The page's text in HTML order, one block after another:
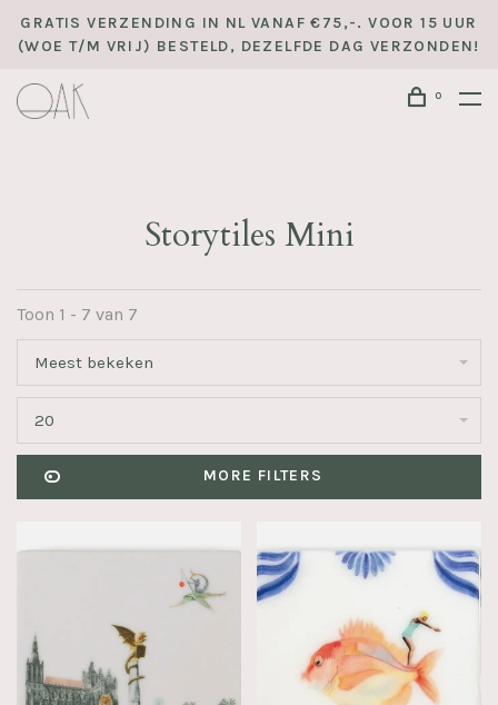
GRATIS VERZENDING IN NL VANAF €75,-. VOOR 15 UUR
(WOE T/M VRIJ) BESTELD, DEZELFDE DAG VERZONDEN!
0
Storytiles Mini
Toon 1 - 7 van 7
Meest bekeken
20
MORE FILTERS